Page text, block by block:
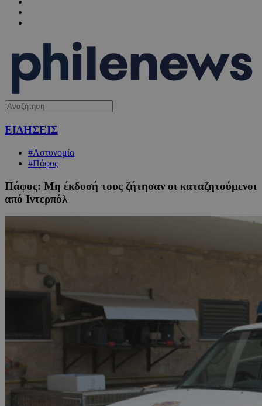
ΕΙΔΗΣΕΙΣ
#Αστυνομία
#Πάφος
Πάφος: Μη έκδοσή τους ζήτησαν οι καταζητούμενοι
από Ιντερπόλ